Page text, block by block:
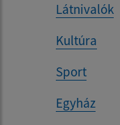
Látnivalók
Kultúra
Sport
Egyház